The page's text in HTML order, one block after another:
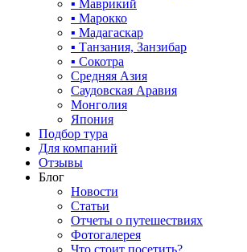
▪ Маврикий
▪ Марокко
▪ Мадагаскар
▪ Танзания, Занзибар
▪ Сокотра
Средняя Азия
Саудовская Аравия
Монголия
Япония
Подбор тура
Для компаний
Отзывы
Блог
Новости
Статьи
Отчеты о путешествиях
Фотогалерея
Что стоит посетить?